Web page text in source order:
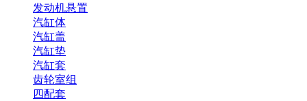
发动机悬置
汽缸体
汽缸盖
汽缸垫
汽缸套
齿轮室组
四配套